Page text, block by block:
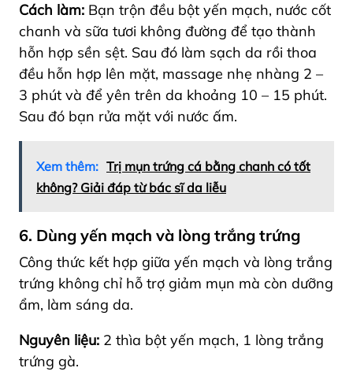
Cách làm: Bạn trộn đều bột yến mạch, nước cốt
chanh và sữa tươi không đường để tạo thành
hỗn hợp sền sệt. Sau đó làm sạch da rồi thoa
đều hỗn hợp lên mặt, massage nhẹ nhàng 2 –
3 phút và để yên trên da khoảng 10 – 15 phút.
Sau đó bạn rửa mặt với nước ấm.
Xem thêm: Trị mụn trứng cá bằng chanh có tốt
không? Giải đáp từ bác sĩ da liễu
6. Dùng yến mạch và lòng trắng trứng
Công thức kết hợp giữa yến mạch và lòng trắng
trứng không chỉ hỗ trợ giảm mụn mà còn dưỡng
ẩm, làm sáng da.
Nguyên liệu: 2 thìa bột yến mạch, 1 lòng trắng
trứng gà.